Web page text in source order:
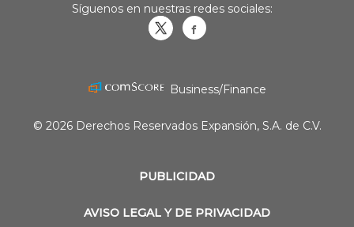
PUBLICIDAD
AVISO LEGAL Y DE PRIVACIDAD
Síguenos en nuestras redes sociales:
Business/Finance
© 2026 Derechos Reservados Expansión, S.A. de C.V.